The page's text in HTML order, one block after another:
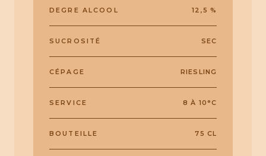
DEGRE ALCOOL 12,5 %
SUCROSITÉ SEC
CÉPAGE RIESLING
SERVICE 8 À 10°C
BOUTEILLE 75 CL